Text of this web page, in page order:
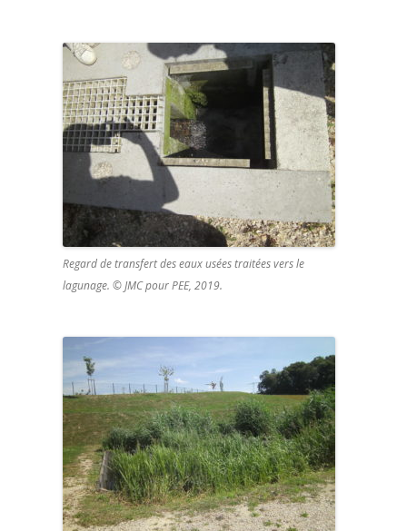
Regard de transfert des eaux usées traitées vers le
lagunage. © JMC pour PEE, 2019.